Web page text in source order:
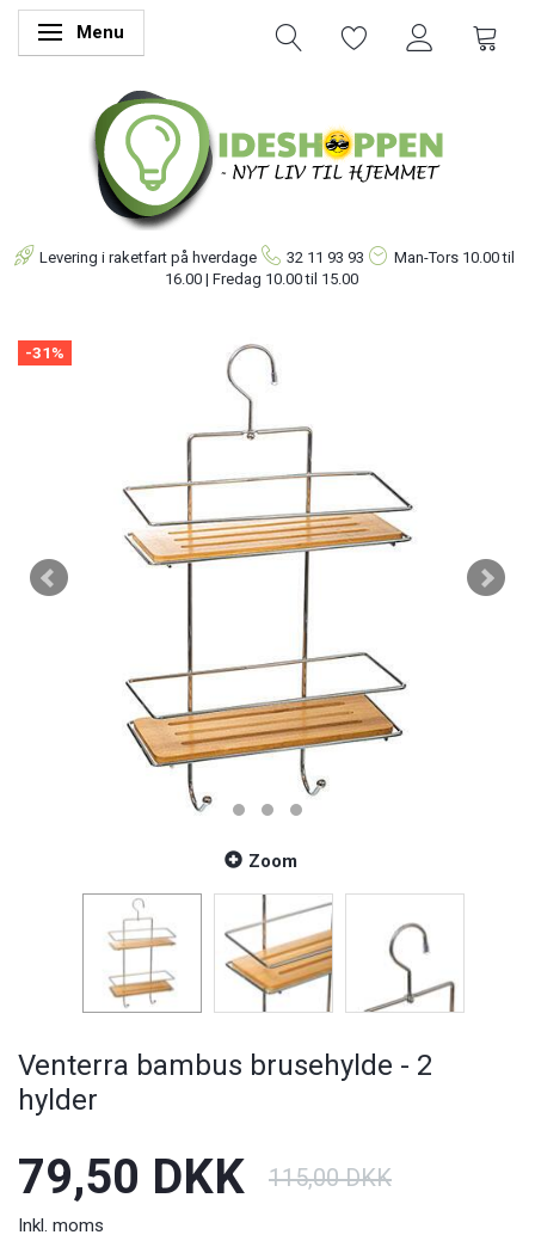
Skifte navigation
Menu
Levering i raketfart på hverdage 32 11 93 93 Man-Tors 10.00 til
16.00 | Fredag 10.00 til 15.00
-31%
Zoom
Venterra bambus brusehylde - 2
hylder
79,50 DKK 115,00 DKK
Inkl. moms